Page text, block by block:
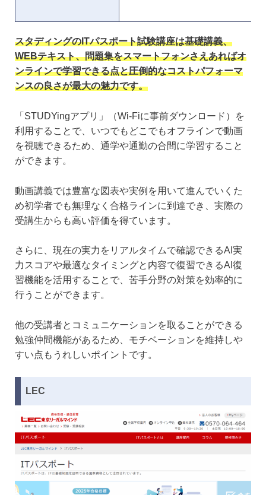
スタディングのITパスポート試験講座は基礎講義、
WEBテキスト、問題集をスマートフォンさえあればオ
ンラインで学習できる点と圧倒的なコストパフォーマ
ンスの良さが最大の魅力です。
「STUDYingアプリ」（Wi-Fiに事前ダウンロード）を
利用することで、いつでもどこでもオフラインで動画
を視聴できるため、通学や通勤の合間に学習すること
ができます。
動画講義では豊富な図表や実例を用いて進んでいくた
め初学者でも無理なく合格ラインに到達でき、実際の
受講生からも高い評価を得ています。
さらに、現在の実力をリアルタイムで確認できるAI実
力スコアや最適なタイミングと内容で復習できるAI復
習機能を活用することで、苦手分野の対策を効率的に
行うことができます。
他の受講者とコミュニケーションを取ることができる
勉強仲間機能があるため、モチベーションを維持しや
すい点もうれしいポイントです。
LEC